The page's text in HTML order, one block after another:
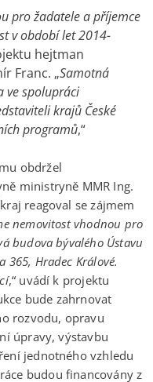
pro žadatele a příjemce
v období let 2014-
hejtman
Franc. „Samotná
ve spolupráci
krajů České
programů,“
obdržel
ministryně MMR Ing.
reagoval se zájmem
nemovitost vhodnou pro
budova bývalého Ústavu
365, Hradec Králové.
,“ uvádí k projektu
bude zahrnovat
rozvodu, opravu
úpravy, výstavbu
jednotného vzhledu
budou financovány z